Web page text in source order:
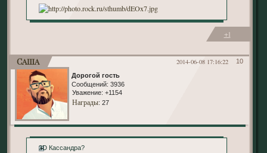
+1
10
2014-06-08 17:16:22
Саша
Дорогой гость
Сообщений: 3936
Уважение: +1154
Награды: 27
3D Кассандра?